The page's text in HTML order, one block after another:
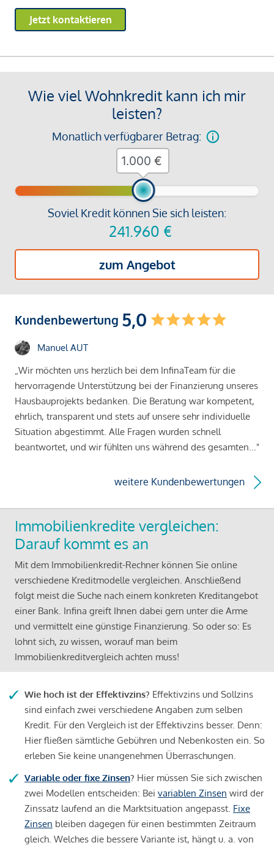
Jetzt kontaktieren
Wie viel Wohnkredit kann ich mir
leisten?
Monatlich verfügbarer Betrag:
Soviel Kredit können Sie sich leisten:
241.960 €
zum Angebot
€
Kundenbewertung 5,0
Manuel AUT
„Wir möchten uns herzlich bei dem InfinaTeam für die
hervorragende Unterstützung bei der Finanzierung unseres
Hausbauprojekts bedanken. Die Beratung war kompetent,
ehrlich, transparent und stets auf unsere sehr individuelle
Situation abgestimmt. Alle Fragen wurden schnell
beantwortet, und wir fühlten uns während des gesamten..."
weitere Kundenbewertungen
Immobilienkredite vergleichen:
Darauf kommt es an
Mit dem Immobilienkredit-Rechner können Sie online
verschiedene Kreditmodelle vergleichen. Anschließend
folgt meist die Suche nach einem konkreten Kreditangebot
einer Bank. Infina greift Ihnen dabei gern unter die Arme
und vermittelt eine günstige Finanzierung. So oder so: Es
lohnt sich, zu wissen, worauf man beim
Immobilienkreditvergleich achten muss!
Wie hoch ist der Effektivzins? Effektivzins und Sollzins
sind einfach zwei verschiedene Angaben zum selben
Kredit. Für den Vergleich ist der Effektivzins besser. Denn:
Hier fließen sämtliche Gebühren und Nebenkosten ein. So
erleben Sie keine unangenehmen Überraschungen.
Variable oder fixe Zinsen? Hier müssen Sie sich zwischen
zwei Modellen entscheiden: Bei variablen Zinsen wird der
Zinssatz laufend an die Marktsituation angepasst. Fixe
Zinsen bleiben dagegen für einen bestimmten Zeitraum
gleich. Welches die bessere Variante ist, hängt u. a. von